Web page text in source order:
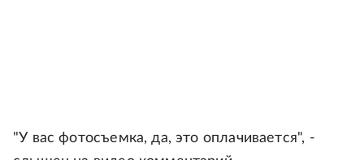
"У вас фотосъемка, да, это оплачивается", -